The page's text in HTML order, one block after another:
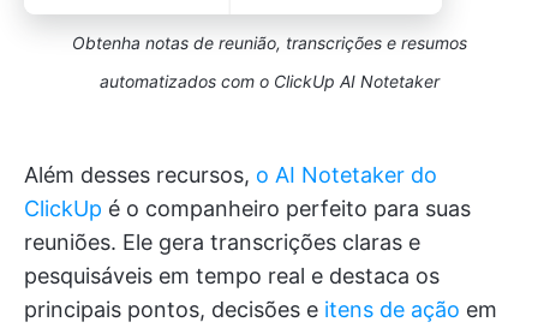
Obtenha notas de reunião, transcrições e resumos
automatizados com o ClickUp AI Notetaker
Além desses recursos, o AI Notetaker do
ClickUp é o companheiro perfeito para suas
reuniões. Ele gera transcrições claras e
pesquisáveis em tempo real e destaca os
principais pontos, decisões e itens de ação em